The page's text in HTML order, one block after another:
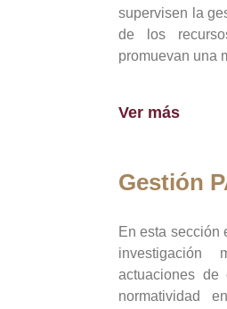
supervisen la
de los
promuevan una
Ver más
Gestión
En esta sección
investigación
actuaciones de
normatividad